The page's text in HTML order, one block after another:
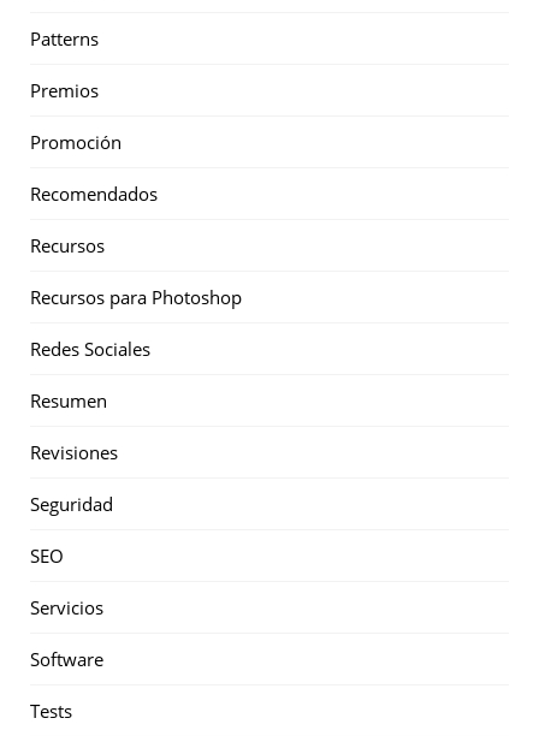
Patterns
Premios
Promoción
Recomendados
Recursos
Recursos para Photoshop
Redes Sociales
Resumen
Revisiones
Seguridad
SEO
Servicios
Software
Tests